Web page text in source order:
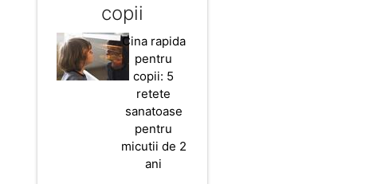
copii
Cina rapida
pentru
copii: 5
retete
sanatoase
pentru
micutii de 2
ani